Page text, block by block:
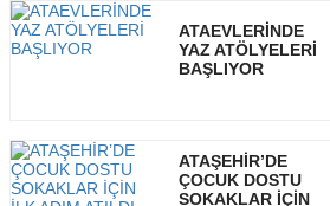
ATAEVLERİNDE
YAZ ATÖLYELERİ
BAŞLIYOR
ATAŞEHİR’DE
ÇOCUK DOSTU
SOKAKLAR İÇİN